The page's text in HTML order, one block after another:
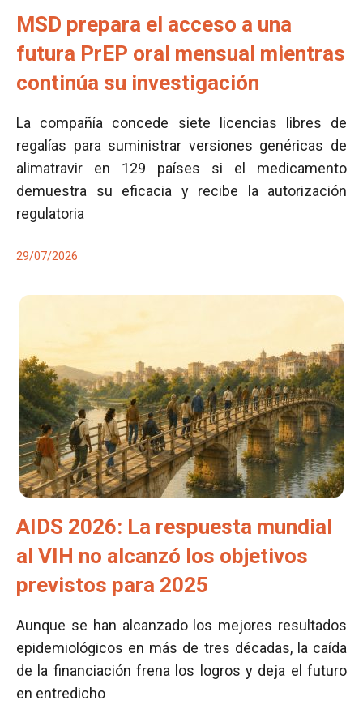
MSD prepara el acceso a una
futura PrEP oral mensual mientras
continúa su investigación
La compañía concede siete licencias libres de
regalías para suministrar versiones genéricas de
alimatravir en 129 países si el medicamento
demuestra su eficacia y recibe la autorización
regulatoria
29/07/2026
AIDS 2026: La respuesta mundial
al VIH no alcanzó los objetivos
previstos para 2025
Aunque se han alcanzado los mejores resultados
epidemiológicos en más de tres décadas, la caída
de la financiación frena los logros y deja el futuro
en entredicho